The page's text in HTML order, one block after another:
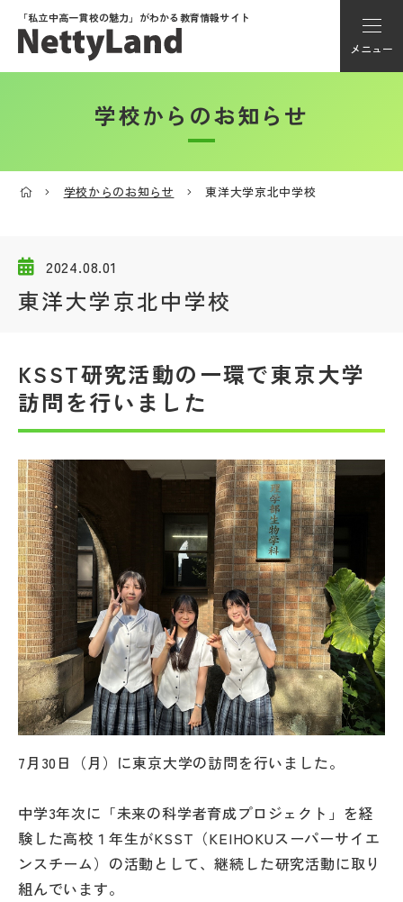
「私立中高一貫校の魅力」がわかる教育情報サイト
メニュー
アカウント登録
学校選び
私学探検隊
説明会・イベント情報
よみもの
学校からのお知らせ
学校HP最新情報
特集
NettyLandかわら版
その他
お問い合わせ
学校からのお知らせ
学校からのお知らせ 東洋大学京北中学校
2024.08.01
東洋大学京北中学校
KSST研究活動の一環で東京大学
訪問を行いました
7月30日（月）に東京大学の訪問を行いました。
中学3年次に「未来の科学者育成プロジェクト」を経
験した高校１年生がKSST（KEIHOKUスーパーサイエ
ンスチーム）の活動として、継続した研究活動に取り
組んでいます。